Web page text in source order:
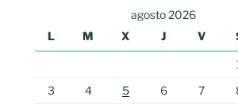
agosto 2026
L
M X J V
3
4 5 6 7